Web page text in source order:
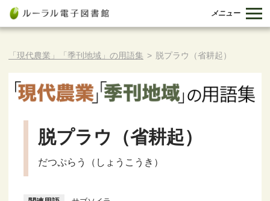
メニュー
「現代農業」「季刊地域」の用語集 > 脱プラウ（省耕起）
脱プラウ（省耕起）
だつぷらう（しょうこうき）